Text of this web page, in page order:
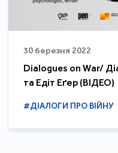
30 березня 2022
Dialogues on War/
та Едіт Еґер (ВІДЕО)
#ДІАЛОГИ ПРО ВІЙНУ